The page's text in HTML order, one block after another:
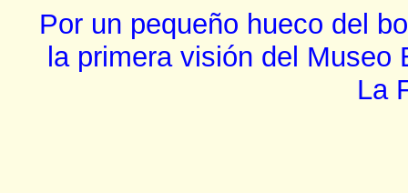
Por un pequeño hueco del
la primera visión del
La